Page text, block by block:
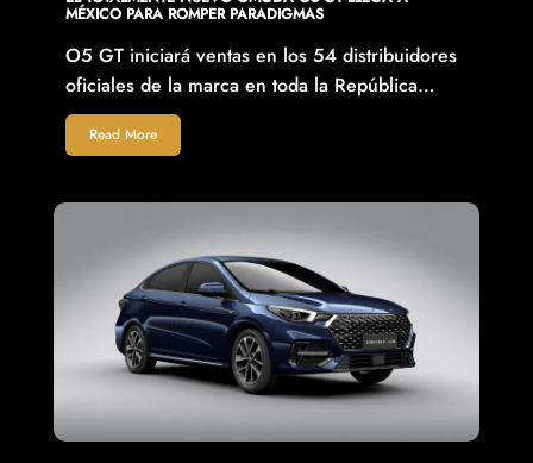
MÉXICO PARA ROMPER PARADIGMAS
O5 GT iniciará ventas en los 54 distribuidores
oficiales de la marca en toda la República…
Read More